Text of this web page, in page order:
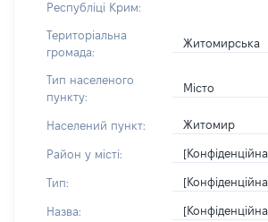
Республіці Крим:
Територіальна
громада:
Житомирська
Тип населеного
пункту:
Місто
Населений пункт: Житомир
Район у місті:
Тип:
Назва: